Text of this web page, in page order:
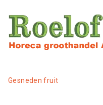
Gesneden fruit